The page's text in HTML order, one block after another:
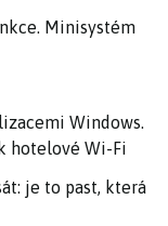
Minisystém
Windows.
hotelové Wi-Fi
je to past, která